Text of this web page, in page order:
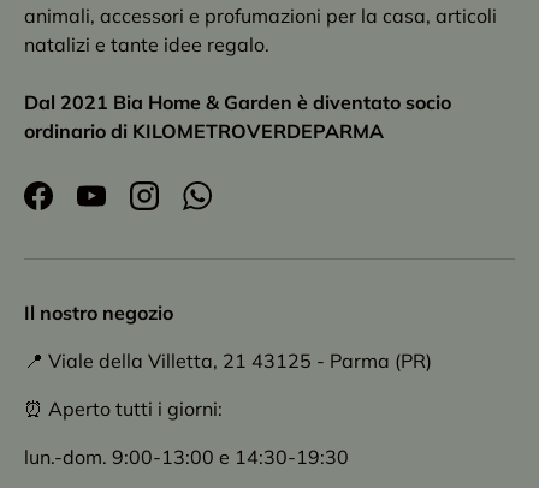
animali, accessori e profumazioni per la casa, articoli
natalizi e tante idee regalo.
Dal 2021 Bia Home & Garden è diventato socio
ordinario di KILOMETROVERDEPARMA
FacebookYouTubeInstagramWhatsApp
Il nostro negozio
📍 Viale della Villetta, 21 43125 - Parma (PR)
⏰ Aperto tutti i giorni:
lun.-dom. 9:00-13:00 e 14:30-19:30